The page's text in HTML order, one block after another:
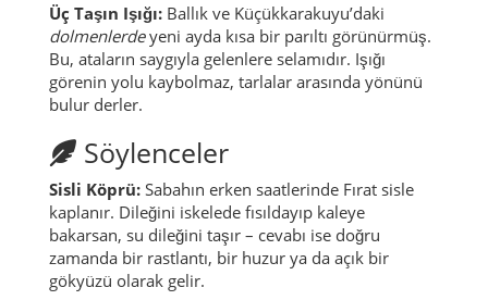
Üç Taşın Işığı: Ballık ve Küçükkarakuyu’daki
dolmenlerdeyeni ayda kısa bir parıltı görünürmüş.
Bu, ataların saygıyla gelenlere selamıdır. Işığı
görenin yolu kaybolmaz, tarlalar arasında yönünü
bulur derler.
Söylenceler
Sisli Köprü: Sabahın erken saatlerinde Fırat sisle
kaplanır. Dileğini iskelede fısıldayıp kaleye
bakarsan, su dileğini taşır – cevabı ise doğru
zamanda bir rastlantı, bir huzur ya da açık bir
gökyüzü olarak gelir.